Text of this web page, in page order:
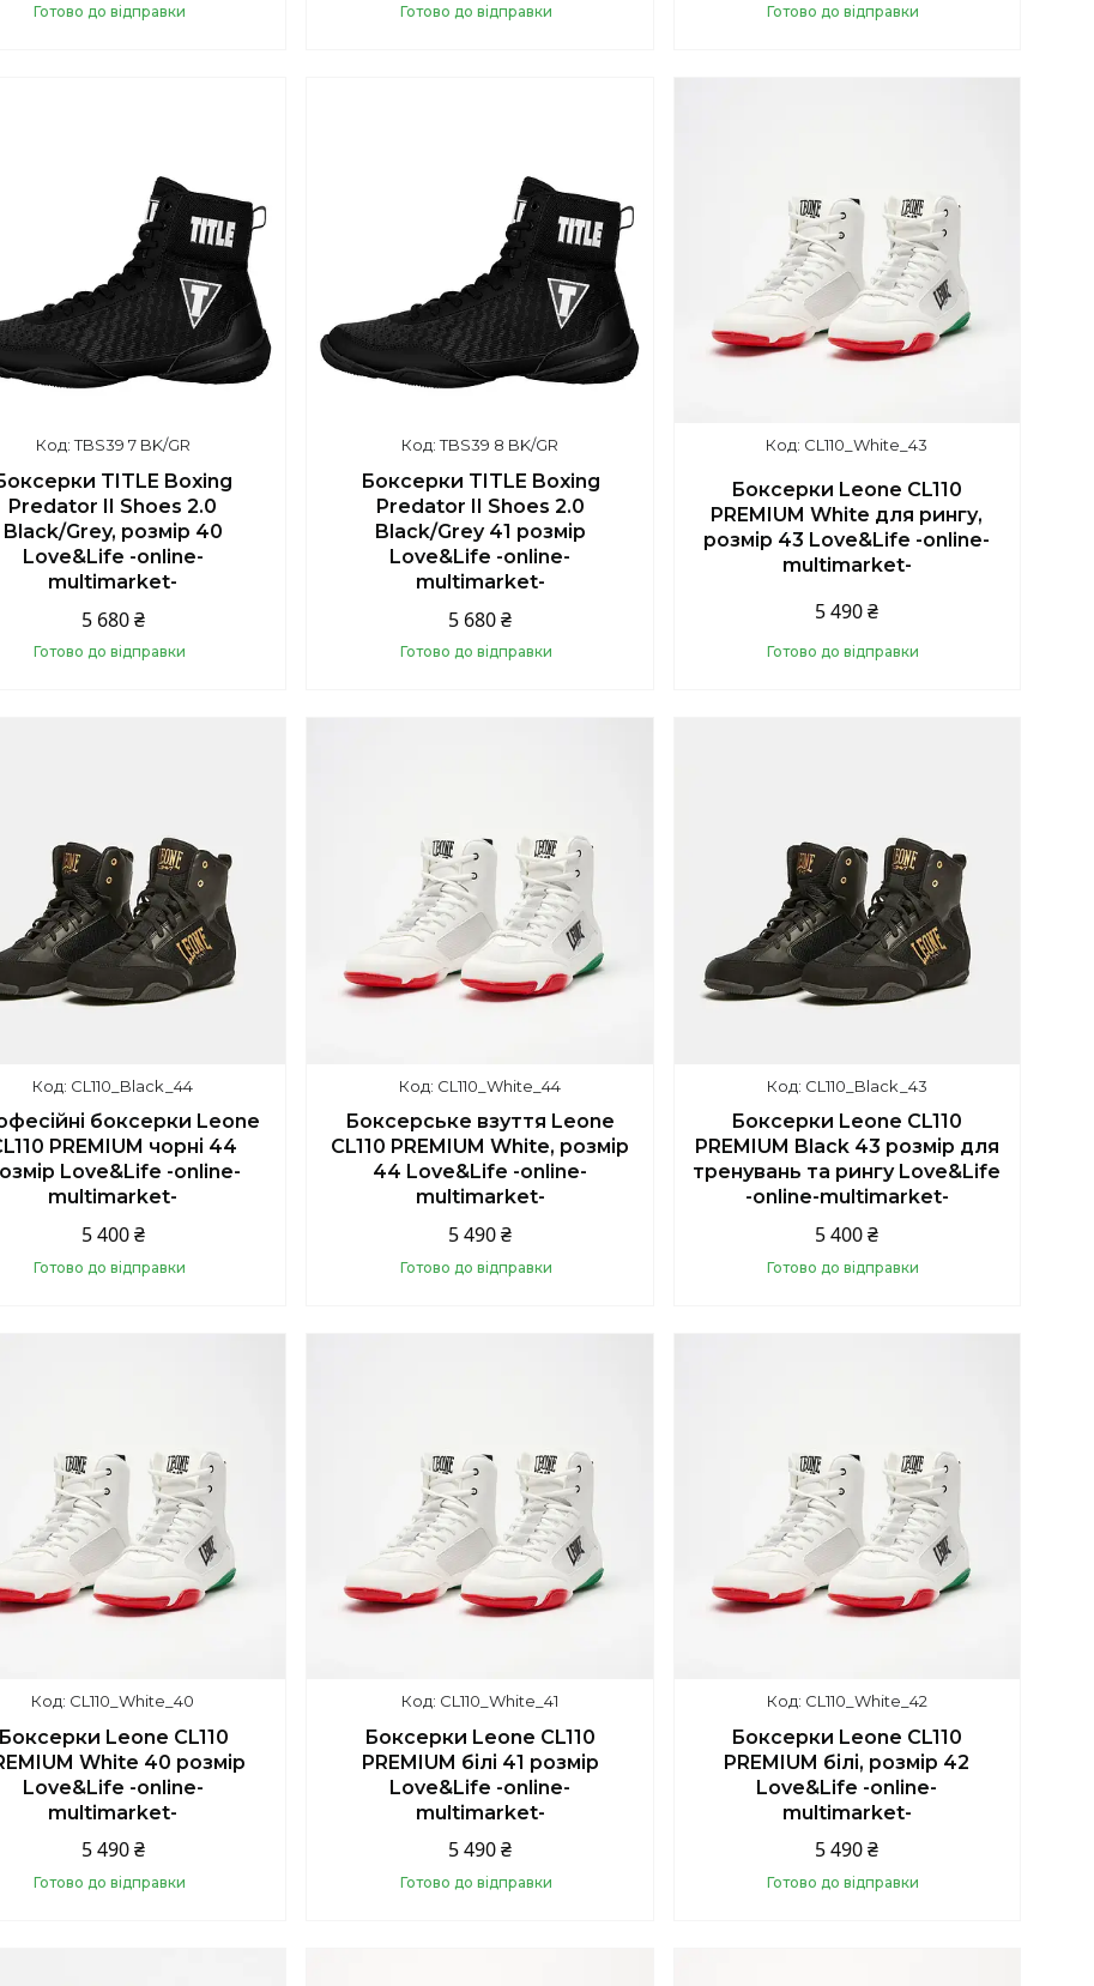
Готово до відправки Готово до відправки Готово до відправки
TBS39 7 BK/GR
TITLE Boxing
Predator II Shoes 2.0
Black/Grey, розмір 40
Love&Life -online-
multimarket-
5 680 ₴
Готово до відправки
TBS39 8 BK/GR
Боксерки TITLE Boxing
Predator II Shoes 2.0
Black/Grey 41 розмір
Love&Life -online-
multimarket-
5 680 ₴
Готово до відправки
CL110_White_43
Боксерки Leone CL110
PREMIUM White для рингу,
розмір 43 Love&Life -online-
multimarket-
5 490 ₴
Готово до відправки
CL110_Black_44
боксерки Leone
PREMIUM чорні 44
Love&Life -online-
multimarket-
5 400 ₴
Готово до відправки
CL110_White_44
Боксерське взуття Leone
CL110 PREMIUM White, розмір
44 Love&Life -online-
multimarket-
5 490 ₴
Готово до відправки
CL110_Black_43
Боксерки Leone CL110
PREMIUM Black 43 розмір для
тренувань та рингу Love&Life
-online-multimarket-
5 400 ₴
Готово до відправки
CL110_White_40
Боксерки Leone CL110
White 40 розмір
Love&Life -online-
multimarket-
5 490 ₴
Готово до відправки
CL110_White_41
Боксерки Leone CL110
PREMIUM білі 41 розмір
Love&Life -online-
multimarket-
5 490 ₴
Готово до відправки
CL110_White_42
Боксерки Leone CL110
PREMIUM білі, розмір 42
Love&Life -online-
multimarket-
5 490 ₴
Готово до відправки